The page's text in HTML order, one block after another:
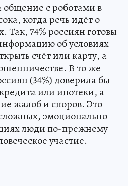
общение с роботами в
когда речь идёт о
Так, 74% россиян готовы
об условиях
счёт или карту, а
В то же
(34%) доверила бы
или ипотеки, а
жалоб и споров. Это
эмоционально
люди по-прежнему
участие.